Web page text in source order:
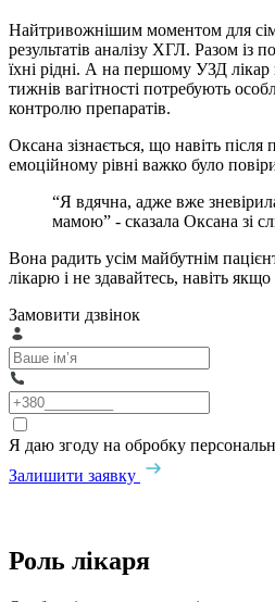
Найтривожнішим моментом для
результатів аналізу ХГЛ. Разом
їхні рідні. А на першому УЗД
тижнів вагітності потребують
контролю препаратів.
Оксана зізнається, що навіть після
емоційному рівні важко було
“Я вдячна, адже вже
мамою” - сказала Оксана зі
Вона радить усім майбутнім
лікарю і не здавайтесь, навіть
Замовити дзвінок
Я даю згоду на обробку
Залишити заявку
Роль лікаря